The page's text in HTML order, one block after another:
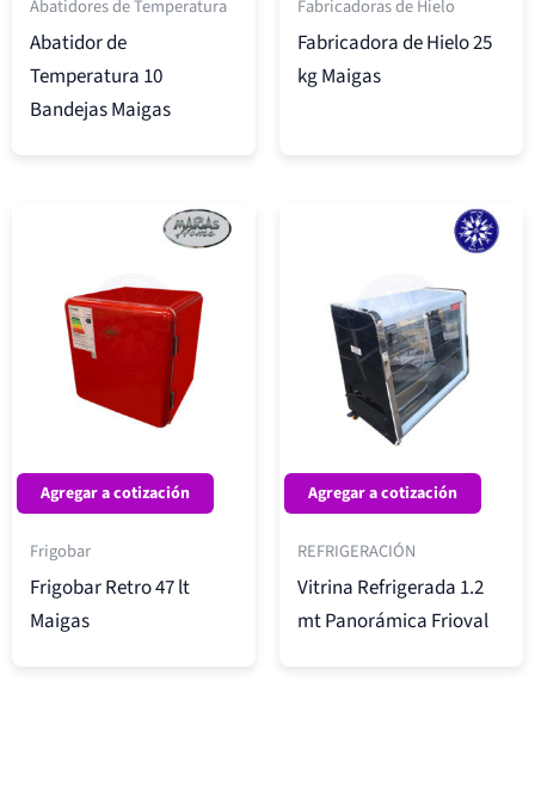
Abatidores de Temperatura
Abatidor de
Temperatura 10
Bandejas Maigas
Fabricadoras de Hielo
Fabricadora de Hielo 25
kg Maigas
Agregar a cotización
Frigobar
Frigobar Retro 47 lt
Maigas
Agregar a cotización
REFRIGERACIÓN
Vitrina Refrigerada 1.2
mt Panorámica Frioval